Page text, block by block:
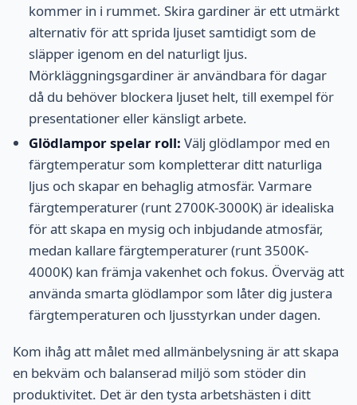
kommer in i rummet. Skira gardiner är ett utmärkt
alternativ för att sprida ljuset samtidigt som de
släpper igenom en del naturligt ljus.
Mörkläggningsgardiner är användbara för dagar
då du behöver blockera ljuset helt, till exempel för
presentationer eller känsligt arbete.
Glödlampor spelar roll: Välj glödlampor med en
färgtemperatur som kompletterar ditt naturliga
ljus och skapar en behaglig atmosfär. Varmare
färgtemperaturer (runt 2700K-3000K) är idealiska
för att skapa en mysig och inbjudande atmosfär,
medan kallare färgtemperaturer (runt 3500K-
4000K) kan främja vakenhet och fokus. Överväg att
använda smarta glödlampor som låter dig justera
färgtemperaturen och ljusstyrkan under dagen.
Kom ihåg att målet med allmänbelysning är att skapa
en bekväm och balanserad miljö som stöder din
produktivitet. Det är den tysta arbetshästen i ditt